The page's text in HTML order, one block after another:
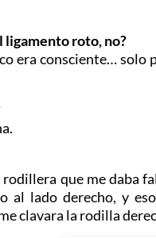
ligamento roto, no?
era consciente… solo
que me daba
al lado derecho, y
clavara la rodilla